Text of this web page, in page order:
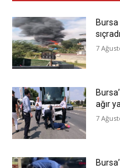
sıçradı
7
ağır
7